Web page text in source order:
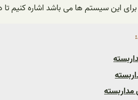
برای این سیستم ها می باشد اشاره کنیم
مداربسته